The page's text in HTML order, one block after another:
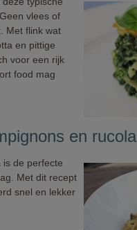
vlees of
Met flink wat
en pittige
voor een rijk
food mag
en rucola
is de perfecte
Met dit recept
snel en lekker